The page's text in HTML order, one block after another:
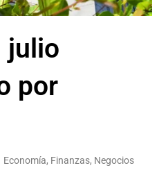
julio
por
Economía, Finanzas, Negocios